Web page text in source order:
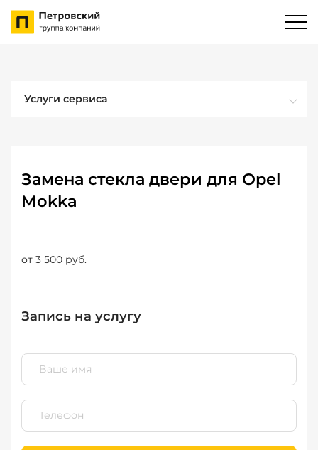
Услуги сервиса
Замена стекла двери для Opel
Mokka
от 3 500 руб.
Запись на услугу